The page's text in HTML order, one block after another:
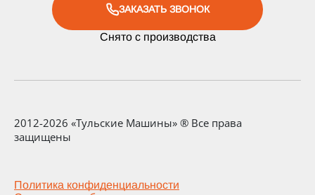
ЗАКАЗАТЬ ЗВОНОК
Снято с производства
2012-2026 «Тульские Машины» ® Все права
защищены
Политика конфиденциальности